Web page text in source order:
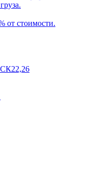
от стоимости.